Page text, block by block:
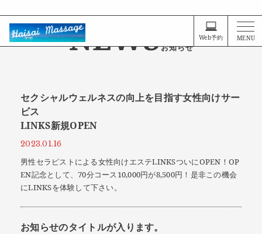
Web予約 MENU
NEWSお知らせ
セクシャルウェルネスの向上を目指す女性向けサー
ビス
LINKS新規OPEN
2023.01.16
男性セラピストによる女性向けエステLINKSついにOPEN！OP
EN記念として、70分コース10,000円が8,500円！是非この機会
にLINKSを体験して下さい。
お知らせのタイトルが入ります。